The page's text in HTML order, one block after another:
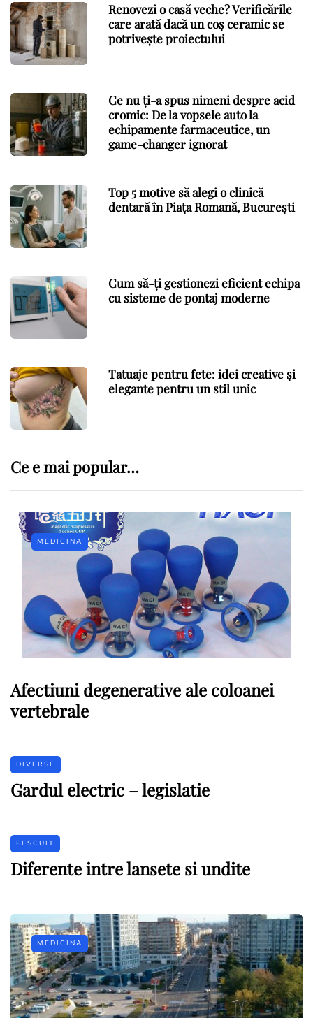
Renovezi o casă veche? Verificările
care arată dacă un coș ceramic se
potrivește proiectului
Ce nu ți-a spus nimeni despre acid
cromic: De la vopsele auto la
echipamente farmaceutice, un
game-changer ignorat
Top 5 motive să alegi o clinică
dentară în Piața Romană, București
Cum să-ți gestionezi eficient echipa
cu sisteme de pontaj moderne
Tatuaje pentru fete: idei creative și
elegante pentru un stil unic
Ce e mai popular…
MEDICINA
Afectiuni degenerative ale coloanei
vertebrale
DIVERSE
Gardul electric – legislatie
PESCUIT
Diferente intre lansete si undite
MEDICINA